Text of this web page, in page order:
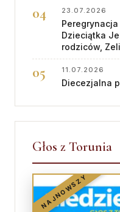
23.07.2026
Dzieciątka
rodziców,
11.07.2026
Diecezjalna
Głos z Torunia
NAJNOWSZY